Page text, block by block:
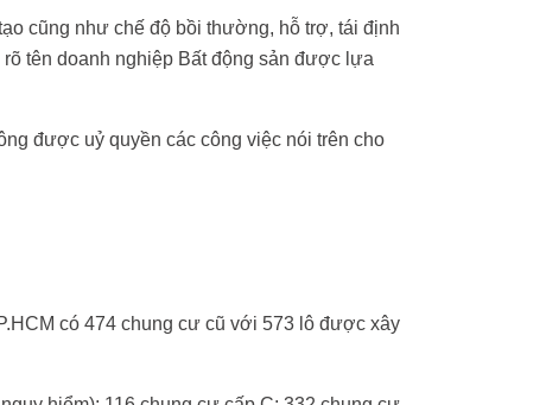
cũng như chế độ bồi thường, hỗ trợ, tái định
tên doanh nghiệp Bất động sản được lựa
được uỷ quyền các công việc nói trên cho
có 474 chung cư cũ với 573 lô được xây